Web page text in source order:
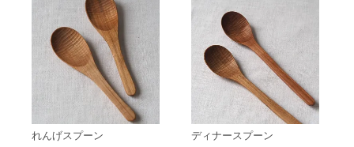
れんげスプーン
ディナースプーン